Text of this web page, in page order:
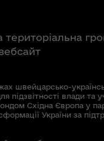
територіальна
швейцарсько-
підзвітності влади та
Східна Європа у
України за